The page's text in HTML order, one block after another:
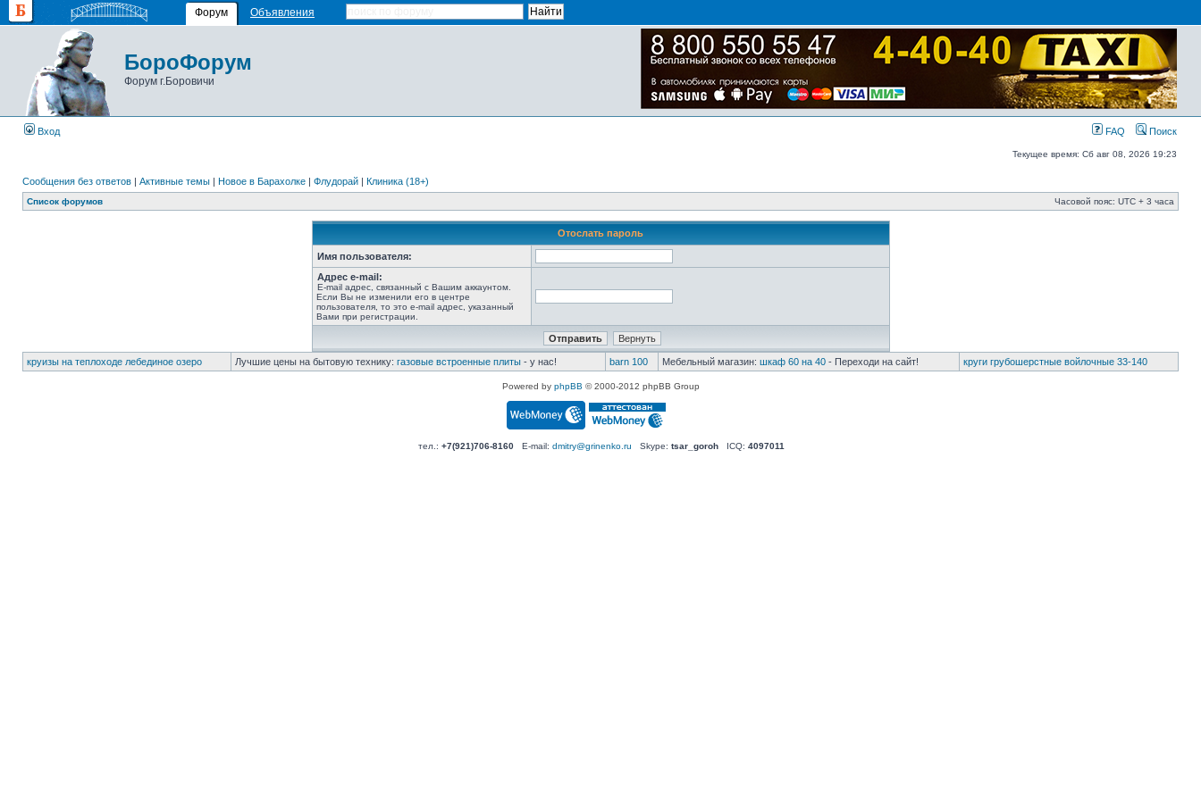
Форум Объявления
БороФорум
Форум г.Боровичи
Вход FAQ Поиск
Текущее время: Сб авг 08, 2026 19:23
Сообщения без ответов | Активные темы | Новое в Барахолке | Флудорай | Клиника (18+)
Список форумов Часовой пояс: UTC + 3 часа
Отослать пароль
Имя пользователя:
Адрес e-mail:
E-mail адрес, связанный с Вашим аккаунтом.
Если Вы не изменили его в центре
пользователя, то это e-mail адрес, указанный
Вами при регистрации.
круизы на теплоходе лебединое озеро Лучшие цены на бытовую технику: газовые встроенные плиты - у нас! barn 100 Мебельный магазин: шкаф 60 на 40 - Переходи на сайт! круги грубошерстные войлочные 33-140
Powered by phpBB © 2000-2012 phpBB Group
тел.: +7(921)706-8160E-mail: dmitry@grinenko.ru Skype: tsar_gorohICQ: 4097011